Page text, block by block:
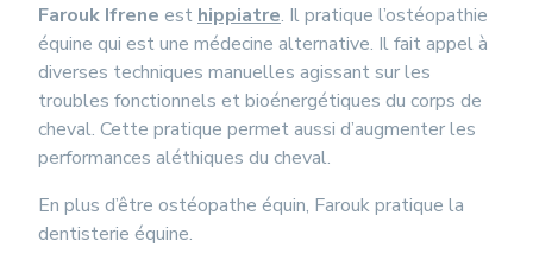
Farouk Ifrene est hippiatre. Il pratique l’ostéopathie
équine qui est une médecine alternative. Il fait appel à
diverses techniques manuelles agissant sur les
troubles fonctionnels et bioénergétiques du corps de
cheval. Cette pratique permet aussi d’augmenter les
performances aléthiques du cheval.
En plus d’être ostéopathe équin, Farouk pratique la
dentisterie équine.